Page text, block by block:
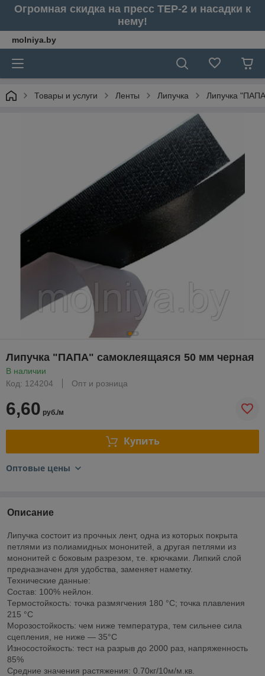
Огромная скидка на пресс ТЕР-2 и насадки к
нему!
molniya.by
Товары и услуги Ленты Липучка Липучка
Липучка "ПАПА" самоклеящаяся 50 мм черная
В наличии
Код: 124204
Опт и розница
6,60 руб./м
Купить
Оптовые цены
Описание
Липучка состоит из прочных лент, одна из которых покрыта
петлями из полиамидных мононитей, а другая петлями из
мононитей с боковым разрезом, т.е. крючками. Липкий слой
предназначен для удобства, заменяет наметку.
Технические данные:
Состав: 100% нейлон.
Термостойкость: точка размягчения 180 °C; точка плавления
215 °C
Морозостойкость: чем ниже температура, тем сильнее сила
сцепления, не ниже — 35°C
Износостойкость: тест на разрыв до 2000 раз, напряженность
85%
Средние значения растяжения: 0.70кг/10м/м.кв.